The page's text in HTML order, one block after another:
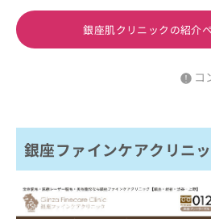
銀座肌クリニックの紹介
コ
銀座ファインケアクリニ